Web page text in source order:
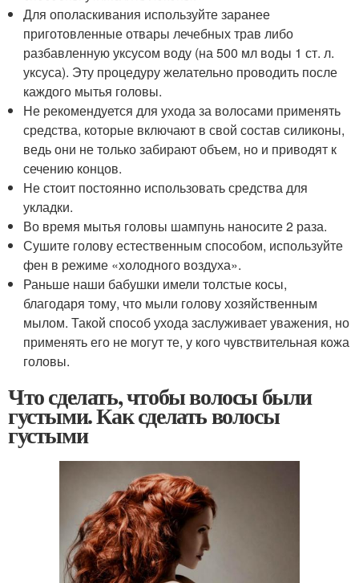
Для ополаскивания используйте заранее
приготовленные отвары лечебных трав либо
разбавленную уксусом воду (на 500 мл воды 1 ст. л.
уксуса). Эту процедуру желательно проводить после
каждого мытья головы.
Не рекомендуется для ухода за волосами применять
средства, которые включают в свой состав силиконы,
ведь они не только забирают объем, но и приводят к
сечению концов.
Не стоит постоянно использовать средства для
укладки.
Во время мытья головы шампунь наносите 2 раза.
Сушите голову естественным способом, используйте
фен в режиме «холодного воздуха».
Раньше наши бабушки имели толстые косы,
благодаря тому, что мыли голову хозяйственным
мылом. Такой способ ухода заслуживает уважения, но
применять его не могут те, у кого чувствительная кожа
головы.
Что сделать, чтобы волосы были
густыми. Как сделать волосы
густыми